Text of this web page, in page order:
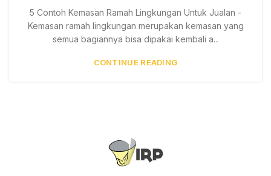
5 Contoh Kemasan Ramah Lingkungan Untuk Jualan -
Kemasan ramah lingkungan merupakan kemasan yang
semua bagiannya bisa dipakai kembali a...
CONTINUE READING